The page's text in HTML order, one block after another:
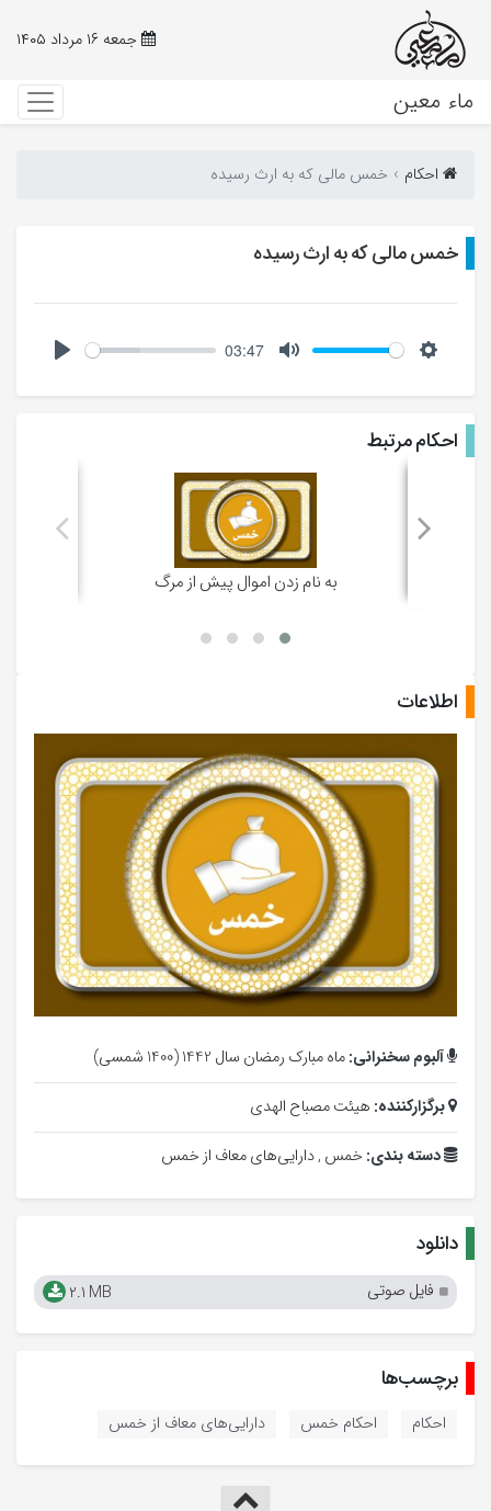
جمعه ۱۶ مرداد ۱۴۰۵
ماء معین
احکام‌ خمس مالی که به ارث رسیده
خمس مالی که به ارث رسیده
03:47
احکام مرتبط
به نام زدن اموال پیش از مرگ
اطلاعات
آلبوم سخنرانی:ماه مبارک رمضان سال 1442 (1400 شمسی)
برگزارکننده: هیئت مصباح الهدی
دسته بندی: خمس ,دارایی‌های معاف از خمس
دانلود
فایل صوتی 2.1 MB
برچسب‌ها
احکام احکام خمس دارایی‌های معاف از خمس